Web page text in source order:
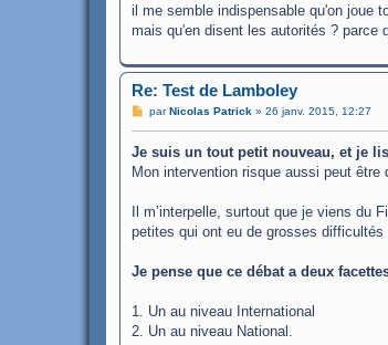
il me semble indispensable qu'on joue
mais qu'en disent les autorités ? parce
Re: Test de Lamboley
M
s
g
par Nicolas Patrick» 26 janv. 2015, 12:27
Je suis un tout petit nouveau, et je
Mon intervention risque aussi peut
Il m’interpelle, surtout que je viens
petites qui ont eu de grosses
Je pense que ce débat a deux
1. Un au niveau International
2. Un au niveau National.